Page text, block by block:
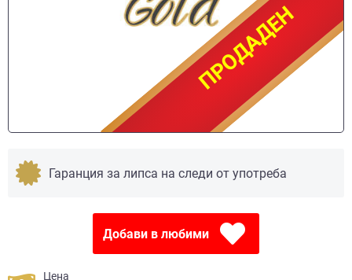
ПРОДАДЕН
ПРОДАДЕН
Гаранция за липса на следи от употреба
Добави в любими
Цена